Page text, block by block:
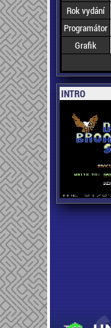
Rok vydání
Programátor
Grafik
INTRO